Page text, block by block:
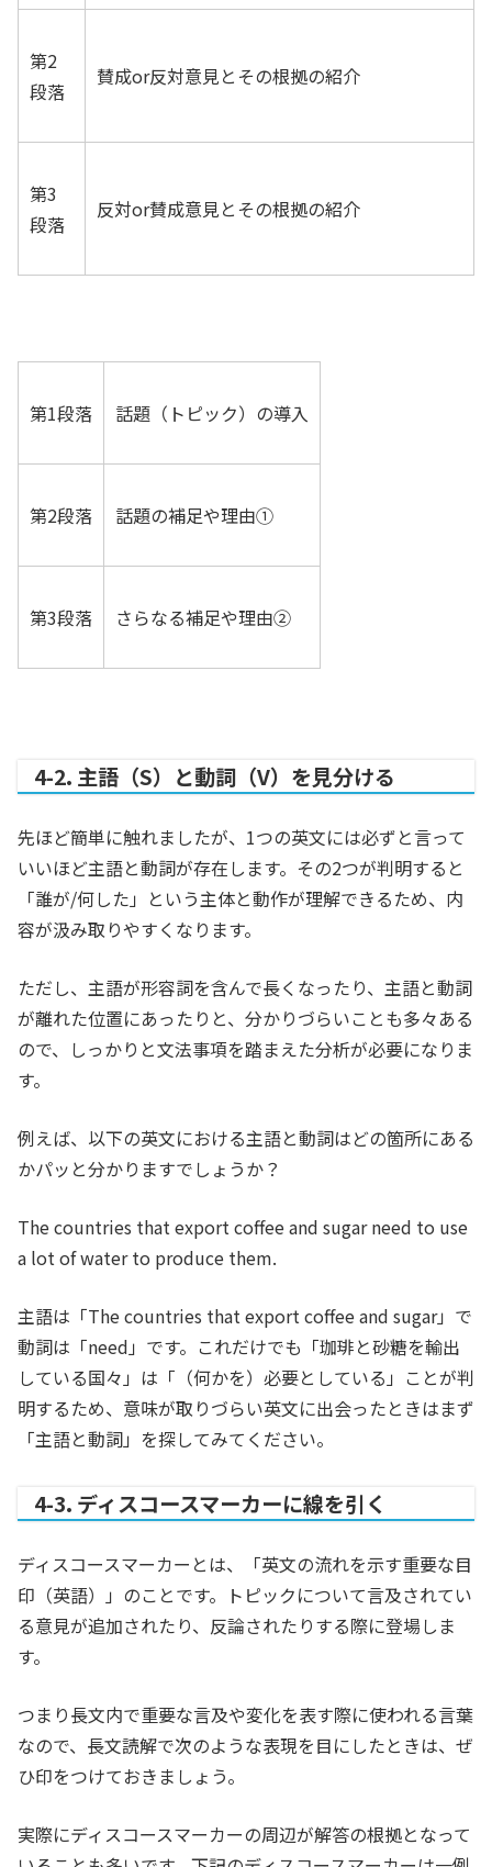
第2
段落
賛成or反対意見とその根拠の紹介
第3
段落
反対or賛成意見とその根拠の紹介
第1段落 話題（トピック）の導入
第2段落 話題の補足や理由①
第3段落 さらなる補足や理由②
4-2. 主語（S）と動詞（V）を見分ける
先ほど簡単に触れましたが、1つの英文には必ずと言って
いいほど主語と動詞が存在します。その2つが判明すると
「誰が/何した」という主体と動作が理解できるため、内
容が汲み取りやすくなります。
ただし、主語が形容詞を含んで長くなったり、主語と動詞
が離れた位置にあったりと、分かりづらいことも多々ある
ので、しっかりと文法事項を踏まえた分析が必要になりま
す。
例えば、以下の英文における主語と動詞はどの箇所にある
かパッと分かりますでしょうか？
The countries that export coffee and sugar need to use
a lot of water to produce them.
主語は「The countries that export coffee and sugar」で
動詞は「need」です。これだけでも「珈琲と砂糖を輸出
している国々」は「（何かを）必要としている」ことが判
明するため、意味が取りづらい英文に出会ったときはまず
「主語と動詞」を探してみてください。
4-3. ディスコースマーカーに線を引く
ディスコースマーカーとは、「英文の流れを示す重要な目
印（英語）」のことです。トピックについて言及されてい
る意見が追加されたり、反論されたりする際に登場しま
す。
つまり長文内で重要な言及や変化を表す際に使われる言葉
なので、長文読解で次のような表現を目にしたときは、ぜ
ひ印をつけておきましょう。
実際にディスコースマーカーの周辺が解答の根拠となって